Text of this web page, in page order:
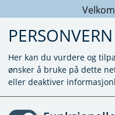
PERSONVERN
Her kan du vurdere og
ønsker å bruke på dette
eller deaktiver